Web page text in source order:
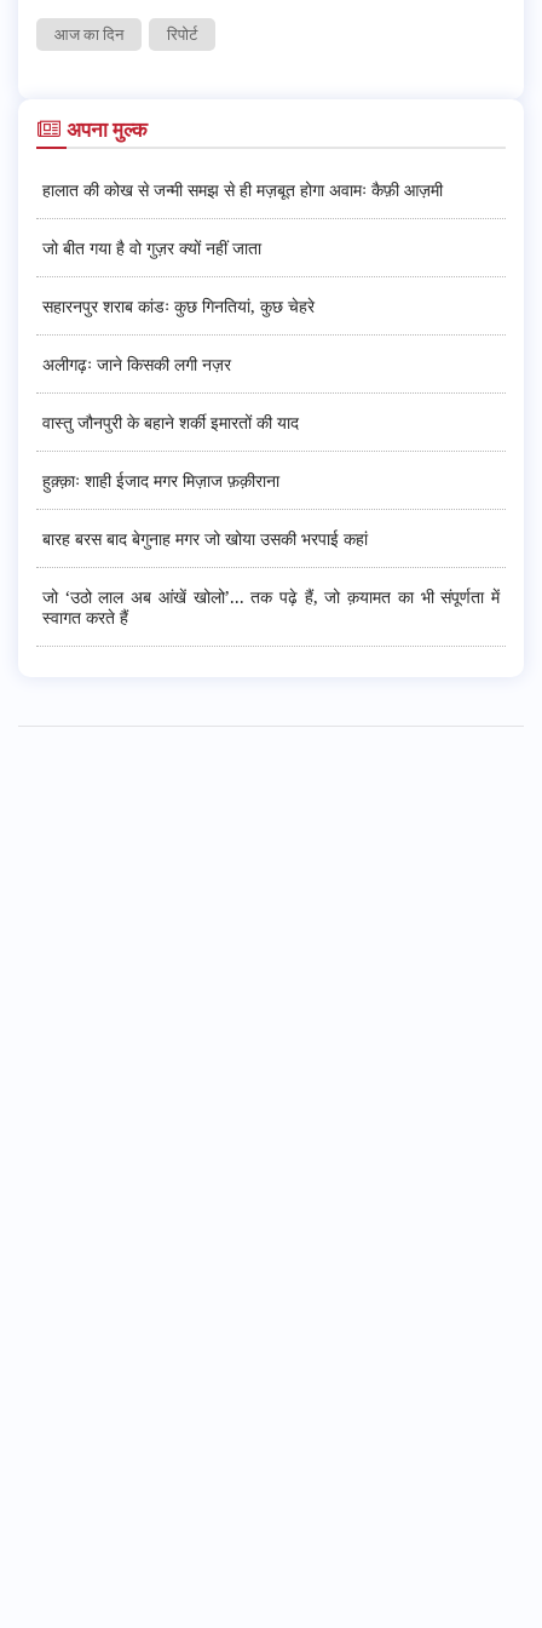
आज का दिन रिपोर्ट
अपना मुल्क
हालात की कोख से जन्मी समझ से ही मज़बूत होगा अवामः कैफ़ी आज़मी
जो बीत गया है वो गुज़र क्यों नहीं जाता
सहारनपुर शराब कांडः कुछ गिनतियां, कुछ चेहरे
अलीगढ़ः जाने किसकी लगी नज़र
वास्तु जौनपुरी के बहाने शर्की इमारतों की याद
हुक़्क़ाः शाही ईजाद मगर मिज़ाज फ़क़ीराना
बारह बरस बाद बेगुनाह मगर जो खोया उसकी भरपाई कहां
जो ‘उठो लाल अब आंखें खोलो’... तक पढ़े हैं, जो क़यामत का भी संपूर्णता में
स्वागत करते हैं